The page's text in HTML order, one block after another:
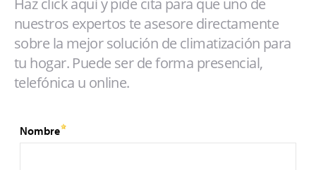
Haz click aquí y pide cita para que uno de
nuestros expertos te asesore directamente
sobre la mejor solución de climatización para
tu hogar. Puede ser de forma presencial,
telefónica u online.